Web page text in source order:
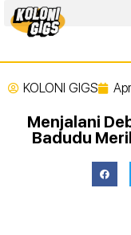
KOLONI GIGS
Menjalani
Badudu